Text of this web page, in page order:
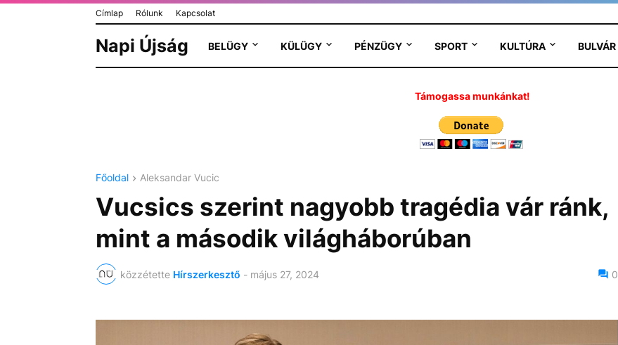
Címlap Rólunk Kapcsolat
Napi Újság BELÜGY KÜLÜGY PÉNZÜGY SPORT KULTÚRA BULVÁR
Támogassa munkánkat!
Főoldal Aleksandar Vucic
Vucsics szerint nagyobb tragédia vár ránk,
mint a második világháborúban
közzétette Hírszerkesztő - május 27, 2024 0